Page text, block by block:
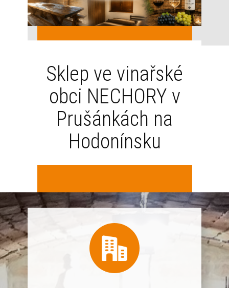
Sklep ve vinařské
obci NECHORY v
Prušánkách na
Hodonínsku